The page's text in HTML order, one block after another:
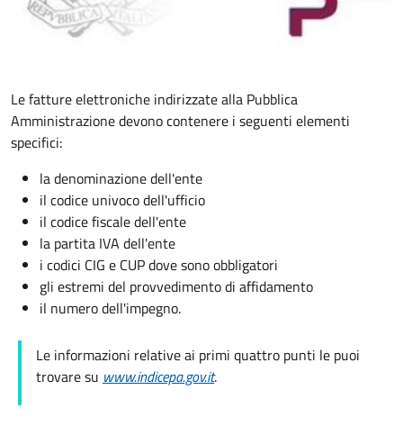
Le fatture elettroniche indirizzate alla Pubblica
Amministrazione devono contenere i seguenti elementi
specifici:
la denominazione dell'ente
il codice univoco dell'ufficio
il codice fiscale dell'ente
la partita IVA dell'ente
i codici CIG e CUP dove sono obbligatori
gli estremi del provvedimento di affidamento
il numero dell'impegno.
Le informazioni relative ai primi quattro punti le puoi
trovare su www.indicepa.gov.it.